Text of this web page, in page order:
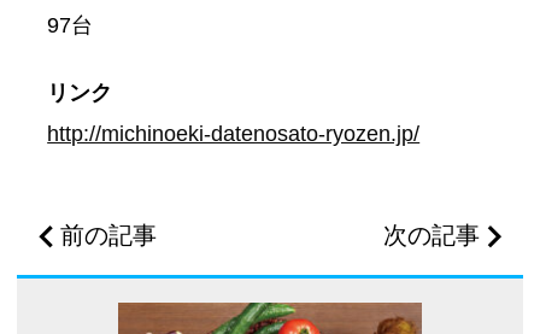
97台
リンク
http://michinoeki-datenosato-ryozen.jp/
前の記事 次の記事